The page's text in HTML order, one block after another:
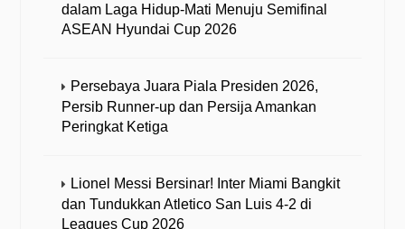
dalam Laga Hidup-Mati Menuju Semifinal
ASEAN Hyundai Cup 2026
Persebaya Juara Piala Presiden 2026,
Persib Runner-up dan Persija Amankan
Peringkat Ketiga
Lionel Messi Bersinar! Inter Miami Bangkit
dan Tundukkan Atletico San Luis 4-2 di
Leagues Cup 2026